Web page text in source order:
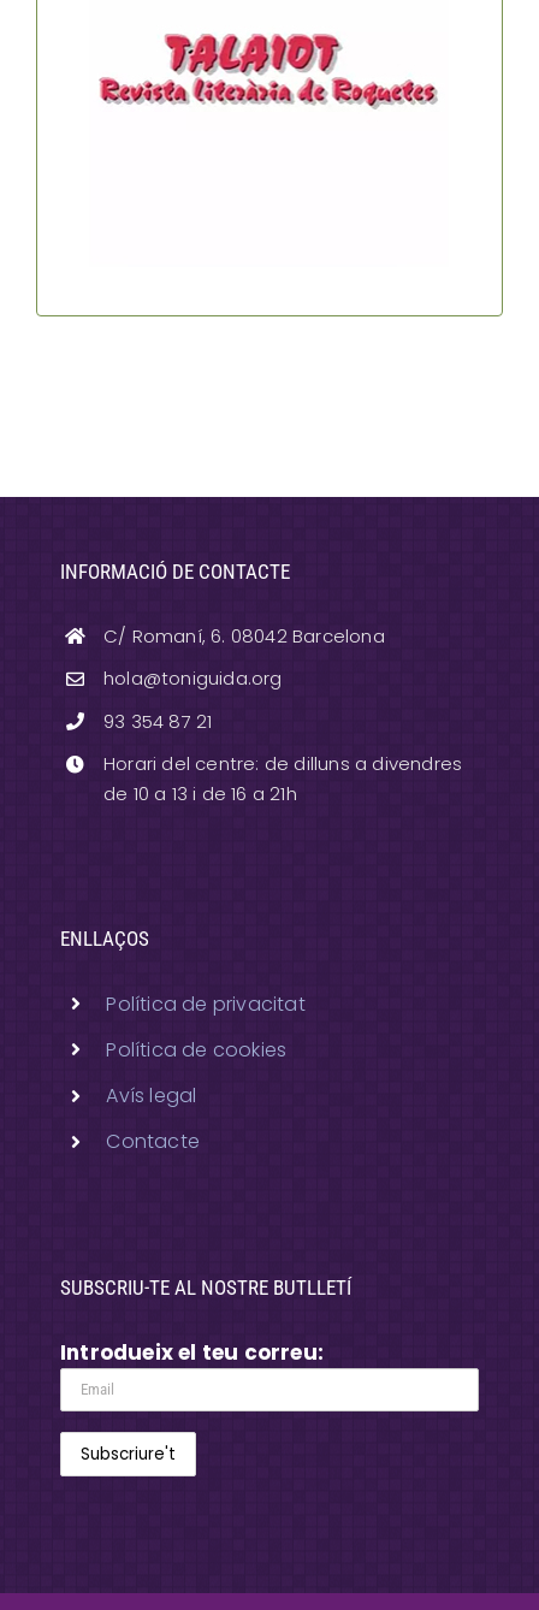
Taialot
INFORMACIÓ DE CONTACTE
C/ Romaní, 6. 08042 Barcelona
hola@toniguida.org
93 354 87 21
Horari del centre: de dilluns a divendres
de 10 a 13 i de 16 a 21h
ENLLAÇOS
Política de privacitat
Política de cookies
Avís legal
Contacte
SUBSCRIU-TE AL NOSTRE BUTLLETÍ
Introdueix el teu correu: